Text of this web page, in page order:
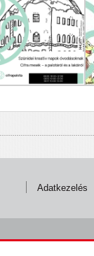
Adatkezelés